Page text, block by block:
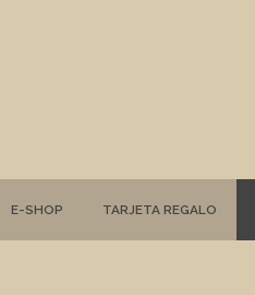
E-SHOP TARJETA REGALO